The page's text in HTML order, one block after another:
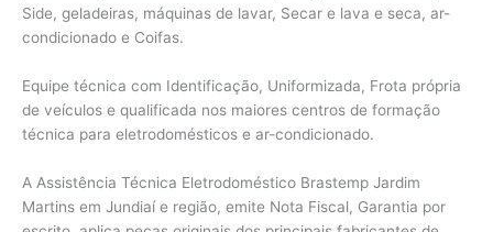
Side, geladeiras, máquinas de lavar, Secar e lava e seca, ar-
condicionado e Coifas.
Equipe técnica com Identificação, Uniformizada, Frota própria
de veículos e qualificada nos maiores centros de formação
técnica para eletrodomésticos e ar-condicionado.
A Assistência Técnica Eletrodoméstico Brastemp Jardim
Martins em Jundiaí e região, emite Nota Fiscal, Garantia por